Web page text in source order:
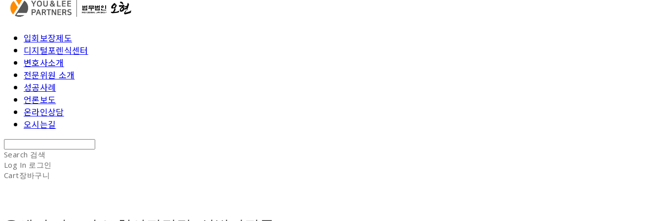
입회보장제도
디지털포렌식센터
변호사소개
전문위원 소개
성공사례
언론보도
온라인상담
오시는길
Search 검색
Log In 로그인
Cart장바구니